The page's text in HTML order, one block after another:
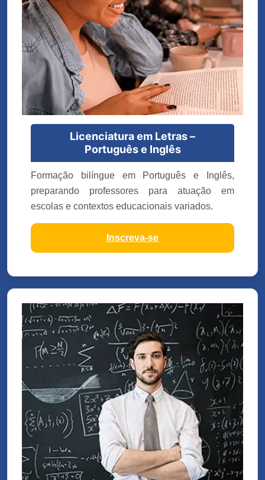
Licenciatura em Letras –
Português e Inglês
Formação bilíngue em Português e Inglês,
preparando professores para atuação em
escolas e contextos educacionais variados.
Inscreva-se